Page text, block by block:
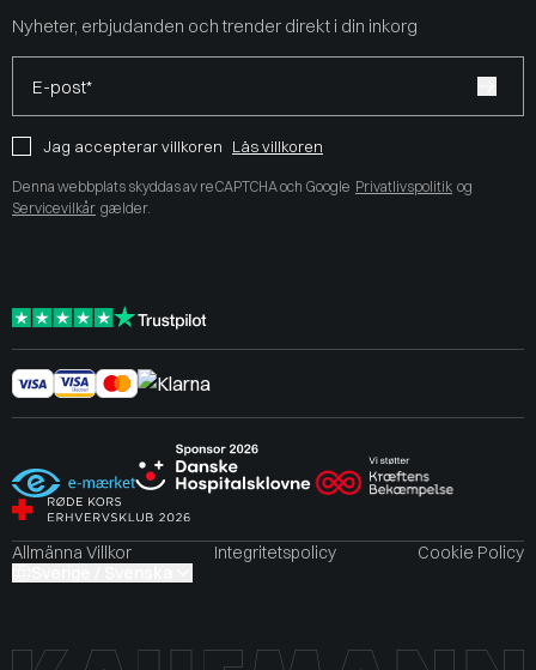
Nyheter, erbjudanden och trender direkt i din inkorg
E-post*
Jag accepterar villkoren Läs villkoren
Denna webbplats skyddas av reCAPTCHA och Google Privatlivspolitik og
Servicevilkår gælder.
Allmänna Villkor Integritetspolicy
Cookie Policy